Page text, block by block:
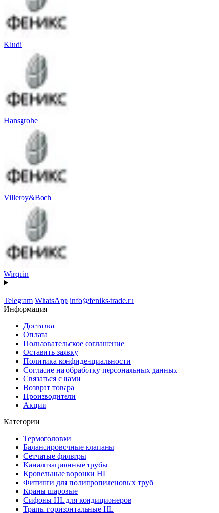
Kludi
Hansgrohe
Villeroy&Boch
Wirquin
Telegram WhatsApp info@feniks-trade.ru
Информация
Доставка
Оплата
Пользовательское соглашение
Оставить заявку
Политика конфиденциальности
Согласие на обработку персональных данных
Связаться с нами
Возврат товара
Производители
Акции
Категории
Термоголовки
Балансировочные клапаны
Сетчатые фильтры
Канализационные трубы
Кровельные воронки HL
Фитинги для полипропиленовых труб
Краны шаровые
Сифоны HL для кондиционеров
Трапы горизонтальные HL